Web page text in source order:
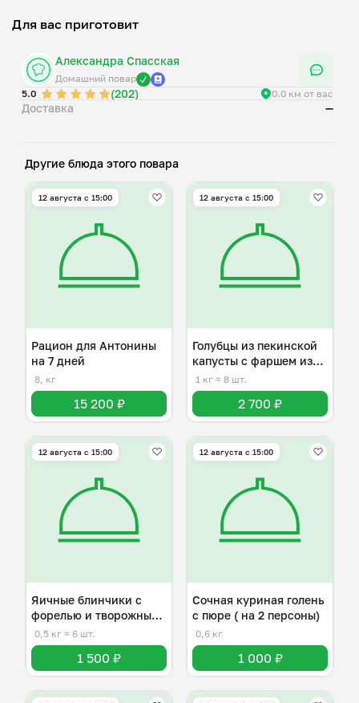
Для вас приготовит
Александра Спасская
Домашний повар
5.0
(202) 0.0 км от вас
Доставка —
Другие блюда этого повара
12 августа с 15:00
Рацион для Антонины
на 7 дней
8, кг
15 200 ₽
12 августа с 15:00
Голубцы из пекинской
капусты с фаршем из
индейки
1 кг ≈ 8 шт.
2 700 ₽
12 августа с 15:00
Яичные блинчики с
форелью и творожным
сыром
0,5 кг ≈ 6 шт.
1 500 ₽
12 августа с 15:00
Сочная куриная голень
с пюре ( на 2 персоны)
0,6 кг
1 000 ₽